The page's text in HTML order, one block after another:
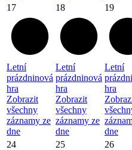
17
Letní
prázdninová
hra
Zobrazit
všechny
záznamy ze
dne
18
Letní
prázdninová
hra
Zobrazit
všechny
záznamy ze
dne
19
Letní
hra
dne
24
25 26